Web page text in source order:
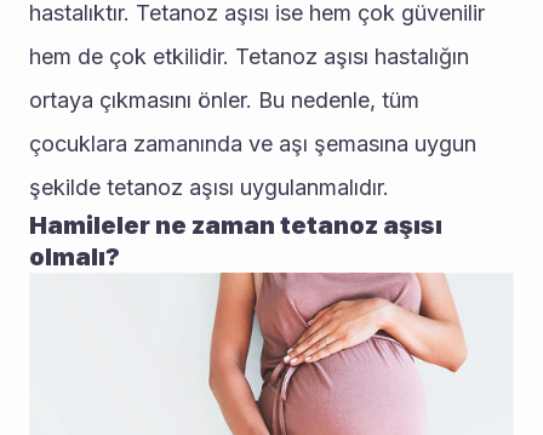
hastalıktır. Tetanoz aşısı ise hem çok güvenilir
hem de çok etkilidir. Tetanoz aşısı hastalığın
ortaya çıkmasını önler. Bu nedenle, tüm
çocuklara zamanında ve aşı şemasına uygun
şekilde tetanoz aşısı uygulanmalıdır.
Hamileler ne zaman tetanoz aşısı
olmalı?